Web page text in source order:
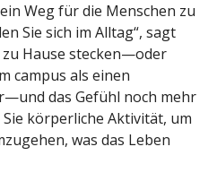
Weg für die Menschen zu
Sie sich im Alltag“, sagt
zu Hause stecken—oder
campus als einen
das Gefühl noch mehr
körperliche Aktivität, um
was das Leben